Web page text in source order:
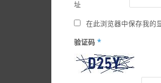
址
在此浏览器中保存我的
验证码 *